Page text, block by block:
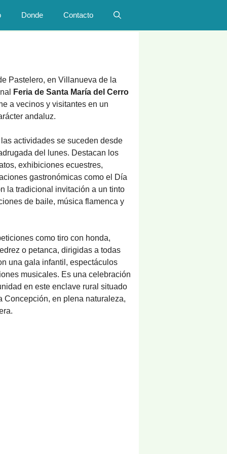
Donde Contacto
Pastelero, en Villanueva de la
Feria de Santa María del Cerro
a vecinos y visitantes en un
andaluz.
actividades se suceden desde
del lunes. Destacan los
exhibiciones ecuestres,
gastronómicas como el Día
la tradicional invitación a un tinto
de baile, música flamenca y
como tiro con honda,
o petanca, dirigidas a todas
una gala infantil, espectáculos
musicales. Es una celebración
en este enclave rural situado
Concepción, en plena naturaleza,